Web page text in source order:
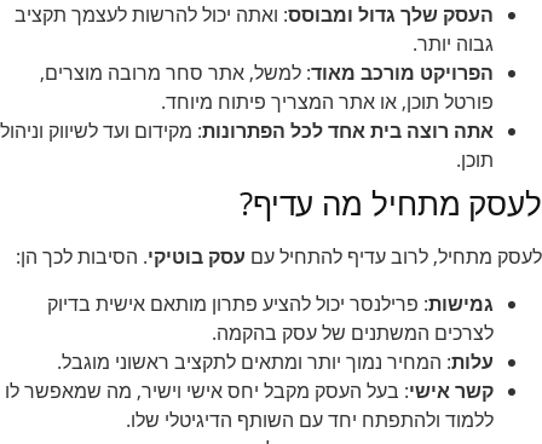
העסק שלך גדול ומבוסס: ואתה יכול להרשות לעצמך תקציב
גבוה יותר.
הפרויקט מורכב מאוד: למשל, אתר סחר מרובה מוצרים,
פורטל תוכן, או אתר המצריך פיתוח מיוחד.
אתה רוצה בית אחד לכל הפתרונות: מקידום ועד לשיווק וניהול
תוכן.
לעסק מתחיל מה עדיף?
לעסק מתחיל, לרוב עדיף להתחיל עם עסק בוטיקי. הסיבות לכך הן:
גמישות: פרילנסר יכול להציע פתרון מותאם אישית בדיוק
לצרכים המשתנים של עסק בהקמה.
עלות: המחיר נמוך יותר ומתאים לתקציב ראשוני מוגבל.
קשר אישי: בעל העסק מקבל יחס אישי וישיר, מה שמאפשר לו
ללמוד ולהתפתח יחד עם השותף הדיגיטלי שלו.